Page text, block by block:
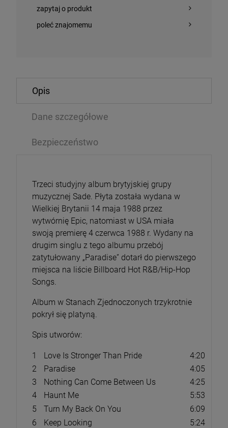
114,99 zł
zapytaj o produkt
poleć znajomemu
Opis
Dane szczegółowe
Bezpieczeństwo
Trzeci studyjny album brytyjskiej grupy
muzycznej Sade. Płyta została wydana w
Wielkiej Brytanii 14 maja 1988 przez
wytwórnię Epic, natomiast w USA miała
swoją premierę 4 czerwca 1988 r. Wydany na
drugim singlu z tego albumu przebój
zatytułowany „Paradise” dotarł do pierwszego
miejsca na liście Billboard Hot R&B/Hip-Hop
Songs.
Album w Stanach Zjednoczonych trzykrotnie
pokrył się platyną.
Spis utworów:
1 Love Is Stronger Than Pride
4:20
2
Paradise
4:05
3
Nothing Can Come Between Us
4:25
4
Haunt Me
5:53
5
Turn My Back On You
6:09
6
Keep Looking
5:24